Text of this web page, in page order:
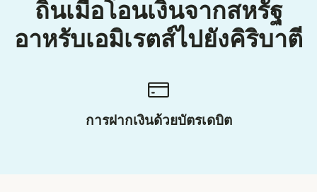
ถิ่นเมื่อโอนเงินจากสหรัฐ
อาหรับเอมิเรตส์ไปยังคิริบาตี
การฝากเงินด้วยบัตรเดบิต